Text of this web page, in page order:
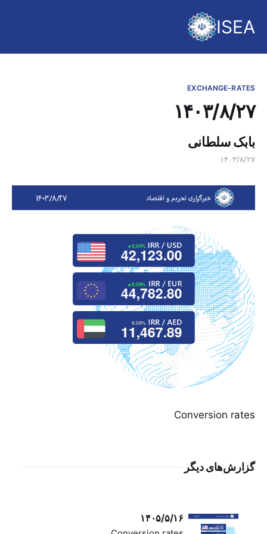
ISEA
EXCHANGE-RATES
۱۴۰۳/۸/۲۷
بابک سلطانی
۱۴۰۳/۸/۲۷
Conversion rates
گزارش‌های دیگر
۱۴۰۵/۵/۱۶